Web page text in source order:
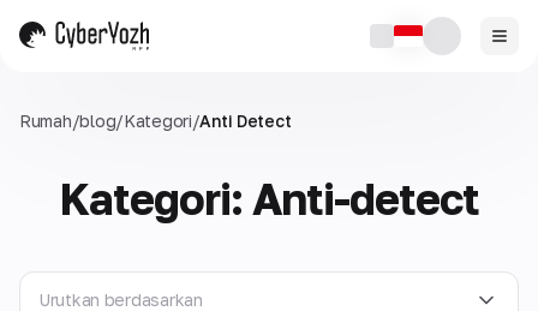
Rumah/blog/Kategori/Anti Detect
Kategori: Anti-detect
Urutkan berdasarkan